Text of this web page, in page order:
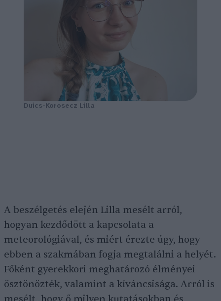
Duics-Korosecz Lilla
A beszélgetés elején Lilla mesélt arról,
hogyan kezdődött a kapcsolata a
meteorológiával, és miért érezte úgy, hogy
ebben a szakmában fogja megtalálni a helyét.
Főként gyerekkori meghatározó élményei
ösztönözték, valamint a kíváncsisága. Arról is